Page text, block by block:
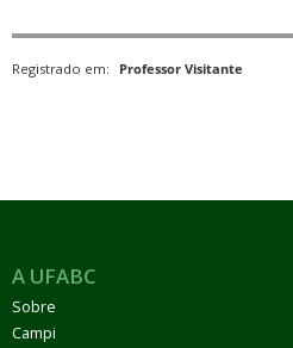
Registrado em: Professor Visitante
A UFABC
Sobre
Campi